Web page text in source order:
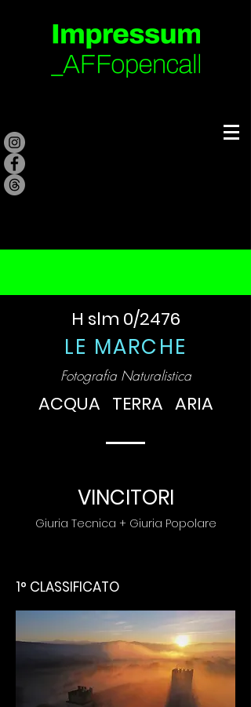
H slm 0/2476
LE MARCHE
Fotografia Naturalistica
ACQUA TERRA ARIA
VINCITORI
Giuria Tecnica + Giuria Popolare
1° CLASSIFICATO